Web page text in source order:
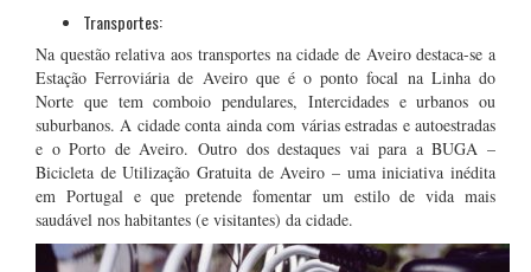
Transportes:
Na questão relativa aos transportes na cidade de Aveiro destaca-se a
Estação Ferroviária de Aveiro que é o ponto focal na Linha do
Norte que tem comboio pendulares, Intercidades e urbanos ou
suburbanos. A cidade conta ainda com várias estradas e autoestradas
e o Porto de Aveiro. Outro dos destaques vai para a BUGA –
Bicicleta de Utilização Gratuita de Aveiro – uma iniciativa inédita
em Portugal e que pretende fomentar um estilo de vida mais
saudável nos habitantes (e visitantes) da cidade.